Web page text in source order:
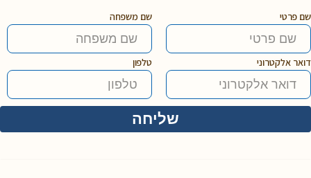
שם פרטי שם משפחה
דואר אלקטרוני טלפון